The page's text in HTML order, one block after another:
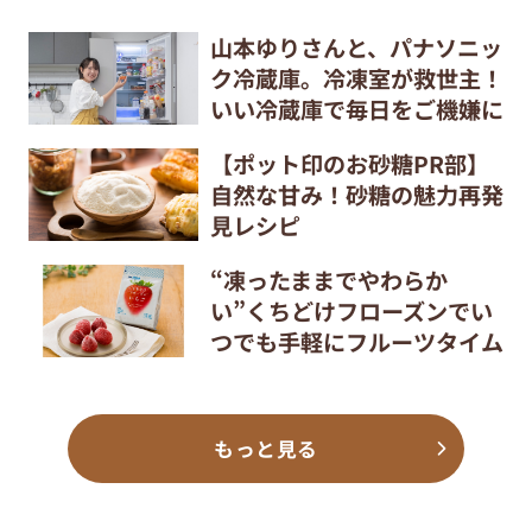
山本ゆりさんと、パナソニッ
ク冷蔵庫。冷凍室が救世主！
いい冷蔵庫で毎日をご機嫌に
【ポット印のお砂糖PR部】
自然な甘み！砂糖の魅力再発
見レシピ
“凍ったままでやわらか
い”くちどけフローズンでい
つでも手軽にフルーツタイム
もっと見る